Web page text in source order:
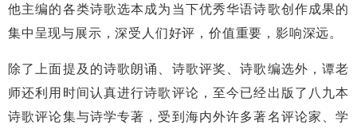
他主编的各类诗歌选本成为当下优秀华语诗歌创作成果的
集中呈现与展示，深受人们好评，价值重要，影响深远。
除了上面提及的诗歌朗诵、诗歌评奖、诗歌编选外，谭老
师还利用时间认真进行诗歌评论，至今已经出版了八九本
诗歌评论集与诗学专著，受到海内外许多著名评论家、学